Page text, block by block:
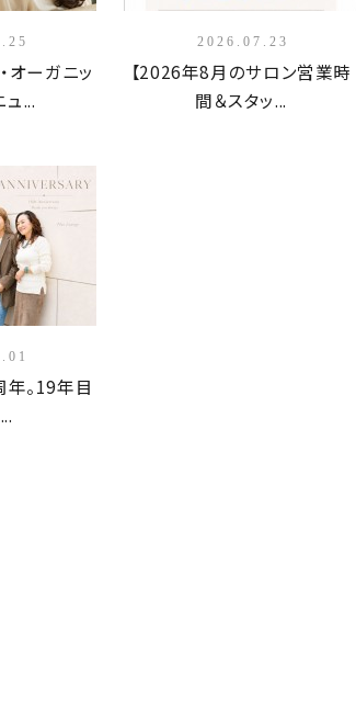
オーガニッ
ュ...
2026.07.23
【2026年8月のサロン営業時
間＆スタッ...
。19年目